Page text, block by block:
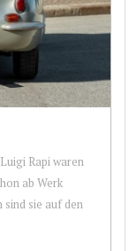
Rapi waren
ab Werk
sind sie auf den